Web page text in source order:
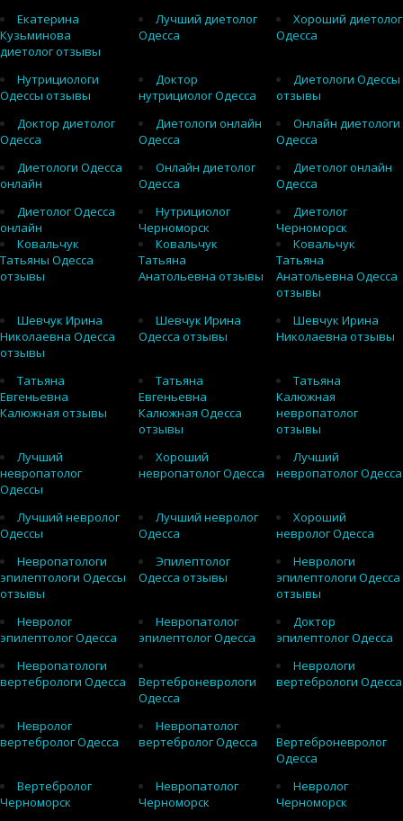
Екатерина
Кузьминова
диетолог отзывы
Лучший диетолог
Одесса
Хороший диетолог
Одесса
Нутрициологи
Одессы отзывы
Доктор
нутрициолог Одесса
Диетологи Одессы
отзывы
Доктор диетолог
Одесса
Диетологи онлайн
Одесса
Онлайн диетологи
Одесса
Диетологи Одесса
онлайн
Онлайн диетолог
Одесса
Диетолог онлайн
Одесса
Диетолог Одесса
онлайн
Нутрициолог
Черноморск
Диетолог
Черноморск
Ковальчук
Татьяны Одесса
отзывы
Ковальчук
Татьяна
Анатольевна отзывы
Ковальчук
Татьяна
Анатольевна Одесса
отзывы
Шевчук Ирина
Николаевна Одесса
отзывы
Шевчук Ирина
Одесса отзывы
Шевчук Ирина
Николаевна отзывы
Татьяна
Евгеньевна
Калюжная отзывы
Татьяна
Евгеньевна
Калюжная Одесса
отзывы
Татьяна
Калюжная
невропатолог
отзывы
Лучший
невропатолог
Одессы
Хороший
невропатолог Одесса
Лучший
невропатолог Одесса
Лучший невролог
Одессы
Лучший невролог
Одесса
Хороший
невролог Одесса
Невропатологи
эпилептологи Одессы
отзывы
Эпилептолог
Одесса отзывы
Неврологи
эпилептологи Одесса
отзывы
Невролог
эпилептолог Одесса
Невропатолог
эпилептолог Одесса
Доктор
эпилептолог Одесса
Невропатологи
вертебрологи Одесса
Вертеброневрологи
Одесса
Неврологи
вертебрологи Одесса
Невролог
вертебролог Одесса
Невропатолог
вертебролог Одесса
Вертеброневролог
Одесса
Вертебролог
Черноморск
Невропатолог
Черноморск
Невролог
Черноморск